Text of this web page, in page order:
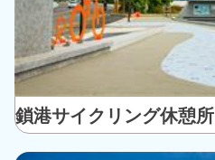
鎖港サイクリング休憩所